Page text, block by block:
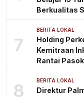
Berkualitas
7
BERITA LOKAL
Holding
Kemitraan
Rantai
8 BERITA LOKAL
Direktur